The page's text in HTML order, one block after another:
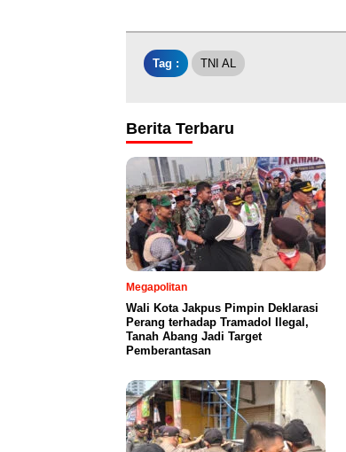
Tag : TNI AL
Berita Terbaru
Megapolitan
Wali Kota Jakpus Pimpin Deklarasi
Perang terhadap Tramadol Ilegal,
Tanah Abang Jadi Target
Pemberantasan